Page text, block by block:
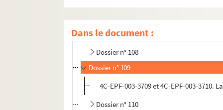
Dans le document :
Dossier n° 105
Dossier n° 106
Dossier n° 107
Dossier n° 108
Dossier n° 109
4C-EPF-003-3709 et 4C-EPF-003-
Dossier n° 110